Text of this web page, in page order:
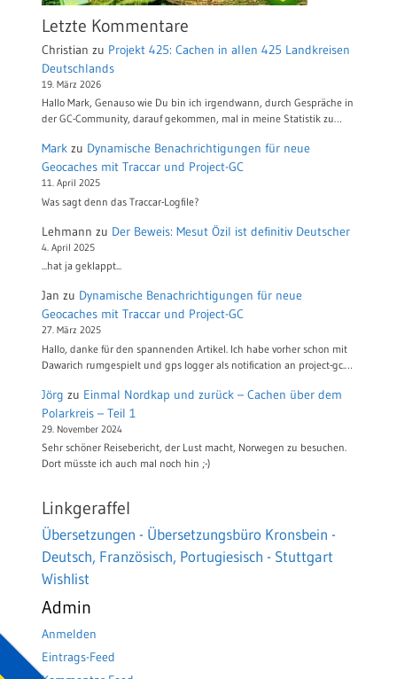
Letzte Kommentare
Christian zu Projekt 425: Cachen in allen 425 Landkreisen
Deutschlands
19. März 2026
Hallo Mark, Genauso wie Du bin ich irgendwann, durch Gespräche in
der GC-Community, darauf gekommen, mal in meine Statistik zu…
Mark zu Dynamische Benachrichtigungen für neue
Geocaches mit Traccar und Project-GC
11. April 2025
Was sagt denn das Traccar-Logfile?
Lehmann zu Der Beweis: Mesut Özil ist definitiv Deutscher
4. April 2025
...hat ja geklappt...
Jan zu Dynamische Benachrichtigungen für neue
Geocaches mit Traccar und Project-GC
27. März 2025
Hallo, danke für den spannenden Artikel. Ich habe vorher schon mit
Dawarich rumgespielt und gps logger als notification an project-gc.…
Jörg zu Einmal Nordkap und zurück – Cachen über dem
Polarkreis – Teil 1
29. November 2024
Sehr schöner Reisebericht, der Lust macht, Norwegen zu besuchen.
Dort müsste ich auch mal noch hin ;-)
Linkgeraffel
Übersetzungen - Übersetzungsbüro Kronsbein -
Deutsch, Französisch, Portugiesisch - Stuttgart
Wishlist
Admin
Anmelden
Eintrags-Feed